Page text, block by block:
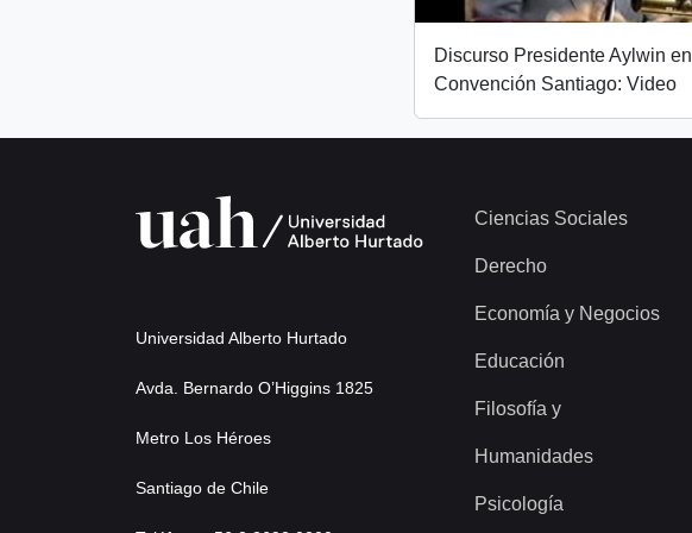
Discurso Presidente Aylwin en
Convención Santiago: Video
Universidad Alberto Hurtado
Avda. Bernardo O’Higgins 1825
Metro Los Héroes
Santiago de Chile
Ciencias Sociales
Derecho
Economía y Negocios
Educación
Filosofía y
Humanidades
Psicología